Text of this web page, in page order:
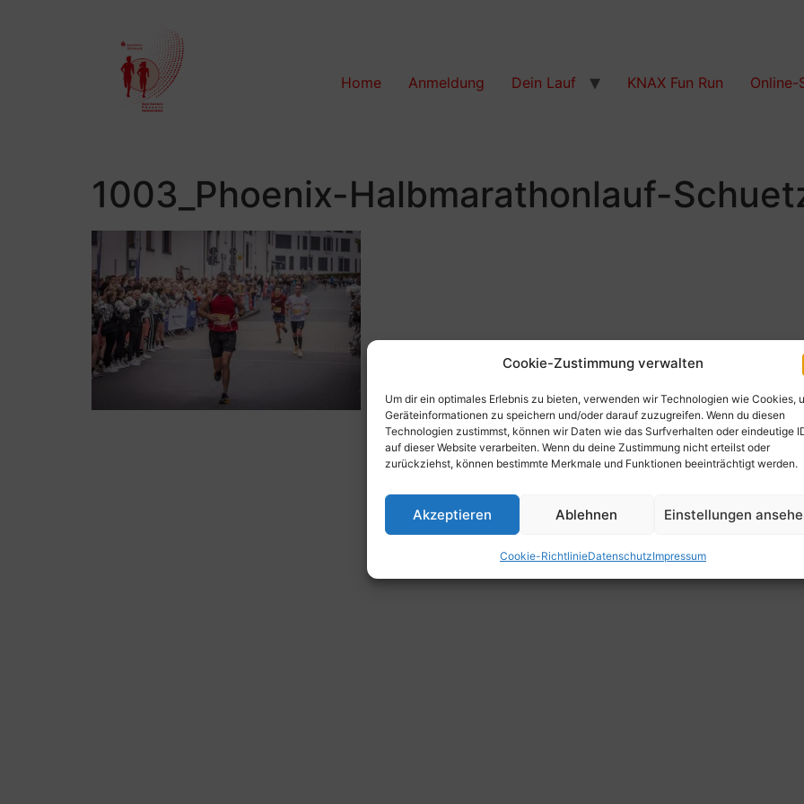
Cookie-Zustimmung verwalten
Um dir ein optimales Erlebnis zu bieten, verwenden wir Technologien wie Cookies,
Geräteinformationen zu speichern und/oder darauf zuzugreifen. Wenn du diesen
Technologien zustimmst, können wir Daten wie das Surfverhalten oder eindeutige
auf dieser Website verarbeiten. Wenn du deine Zustimmung nicht erteilst oder
zurückziehst, können bestimmte Merkmale und Funktionen beeinträchtigt werden.
Akzeptieren Ablehnen Einstellungen
Cookie-RichtlinieDatenschutzImpressum
Home Anmeldung Dein Lauf KNAX Fun Run Online-
1003_Phoenix-Halbmarathonlauf-